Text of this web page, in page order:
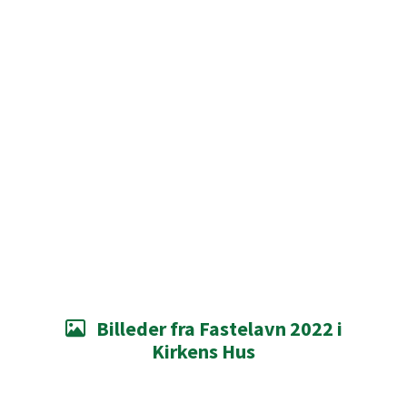
Billeder fra Fastelavn 2022 i
Kirkens Hus